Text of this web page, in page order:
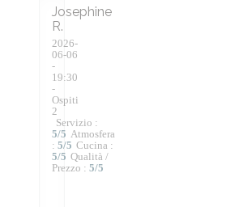
Josephine
R
2026-
06-06
-
19:30
-
Ospiti
2
Servizio :
5/5 Atmosfera
: 5/5 Cucina :
5/5 Qualità /
Prezzo : 5/5